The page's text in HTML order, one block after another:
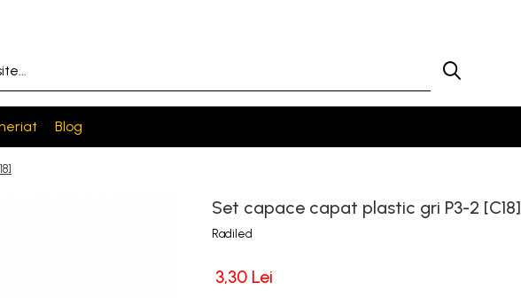
Blog
Set capace capat plastic gri P3-2 [C18]
Radiled
3,30 Lei